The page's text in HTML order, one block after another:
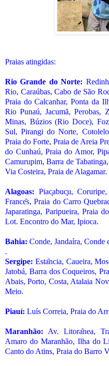
Praias atingidas:
Rio Grande do Norte:
Rio, Caraúbas, Cabo de São
Praia do Calcanhar, Ponta da
Rio Punaú, Jacumã, Perobas,
Minas, Búzios (Rio Doce),
Sul, Pirangi do Norte,
Praia do Forte, Praia de Areia
do Cunhaú, Praia do Amor,
Camurupim, Barra de
Via Costeira, Praia de Alagamar.
Alagoas: Piacabucu,
Frances, Praia do Carro
Japaratinga, Paripueira, Praia
Lot. Encontro do Mar, Ipioca.
Bahia: Conde, Jandaíra, Conde
.
Sergipe: Estancia, Caueira,
Jatobá, Barra dos Coqueiros,
Abais, Porto, Costa, Atalaia
Meio.
Piauí: Luís Correia, Praia do
Maranhão: Av. Litoranea,
Amaro do Maranhão, Ilha do
Canto do Atins, Praia do Barro